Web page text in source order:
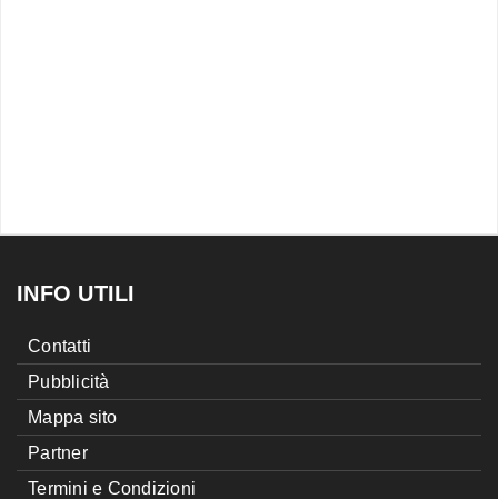
INFO UTILI
Contatti
Pubblicità
Mappa sito
Partner
Termini e Condizioni